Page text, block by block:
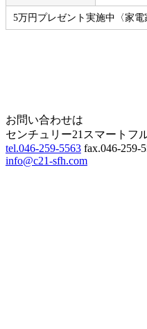
5万円プレゼント実施中〈家
お問い合わせは
センチュリー21スマートフ
tel.046-259-5563 fax.046-259-
info@c21-sfh.com